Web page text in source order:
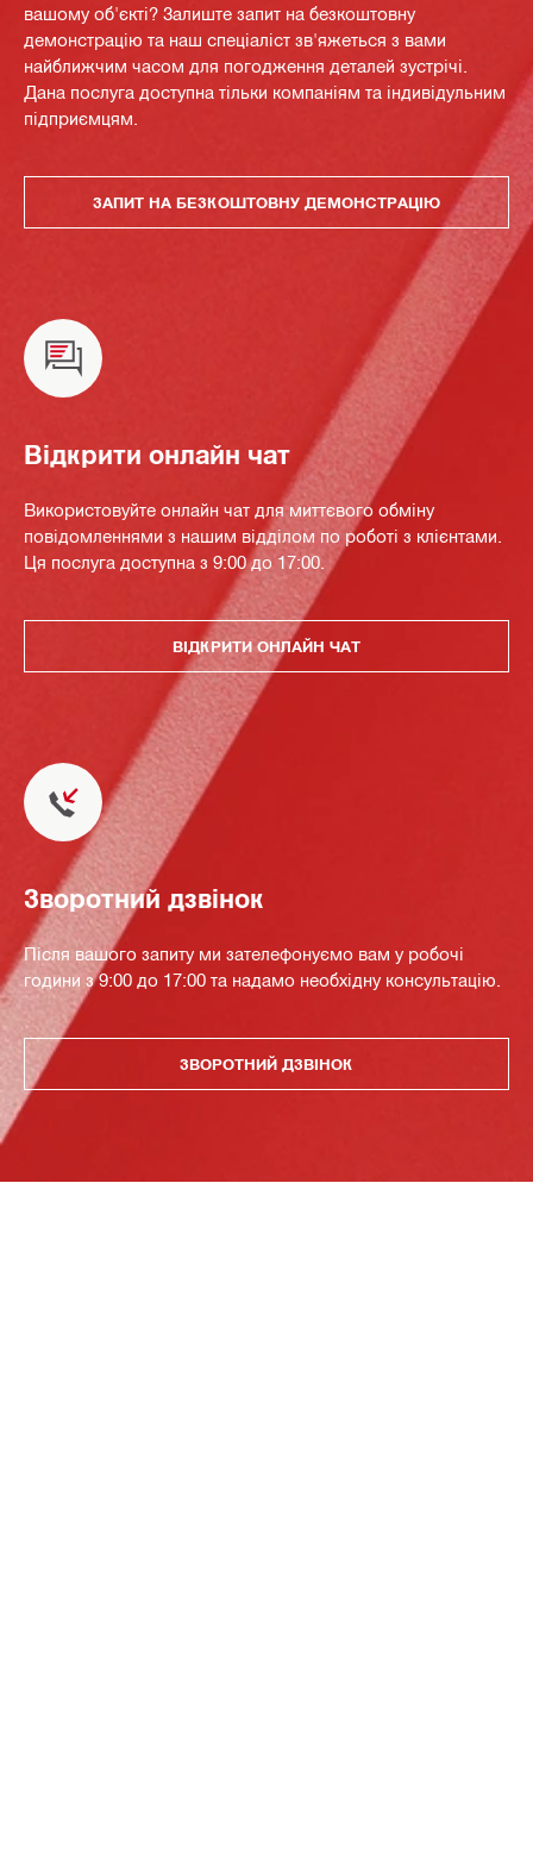
вашому об'єкті? Залиште запит на безкоштовну
демонстрацію та наш спеціаліст зв'яжеться з вами
найближчим часом для погодження деталей зустрічі.
Дана послуга доступна тільки компаніям та індивідульним
підприємцям.
ЗАПИТ НА БЕЗКОШТОВНУ ДЕМОНСТРАЦІЮ
Відкрити онлайн чат
Використовуйте онлайн чат для миттєвого обміну
повідомленнями з нашим відділом по роботі з клієнтами.
Ця послуга доступна з 9:00 до 17:00.
ВІДКРИТИ ОНЛАЙН ЧАТ
Зворотний дзвінок
Після вашого запиту ми зателефонуємо вам у робочі
години з 9:00 до 17:00 та надамо необхідну консультацію.
ЗВОРОТНИЙ ДЗВІНОК